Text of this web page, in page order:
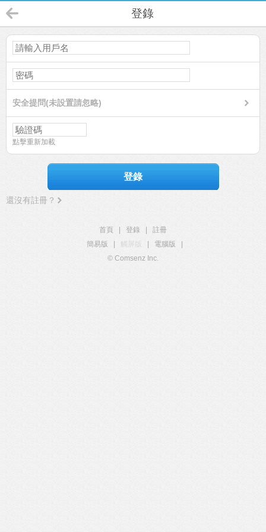
登錄
安全提問(未設置請忽略)
點擊重新加載
登錄
還沒有註冊？
首頁 登錄
註冊
簡易版
觸屏版 電腦版
© Comsenz Inc.